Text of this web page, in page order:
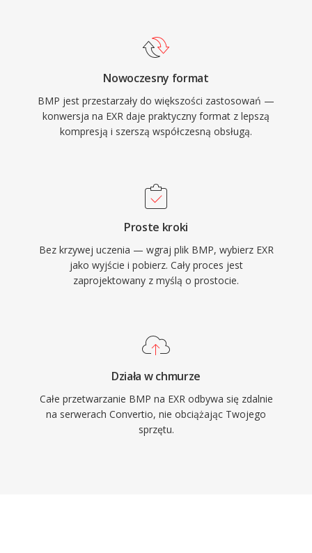
Nowoczesny format
BMP jest przestarzały do większości zastosowań —
konwersja na EXR daje praktyczny format z lepszą
kompresją i szerszą współczesną obsługą.
Proste kroki
Bez krzywej uczenia — wgraj plik BMP, wybierz EXR
jako wyjście i pobierz. Cały proces jest
zaprojektowany z myślą o prostocie.
Działa w chmurze
Całe przetwarzanie BMP na EXR odbywa się zdalnie
na serwerach Convertio, nie obciążając Twojego
sprzętu.